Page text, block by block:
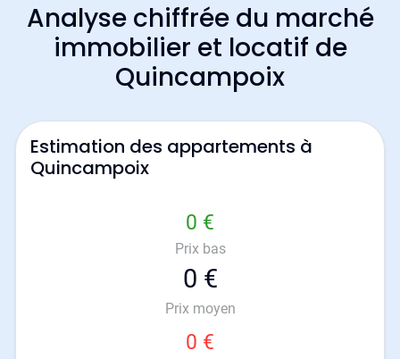
Analyse chiffrée du marché
immobilier et locatif de
Quincampoix
Estimation des appartements à
Quincampoix
0 €
Prix bas
0 €
Prix moyen
0 €